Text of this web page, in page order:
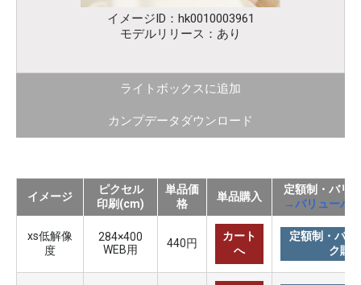
イメージID：hk0010003961
モデルリリース：あり
ライトボックスに追加
カンプデータダウンロード
イメージ
ピクセル
印刷(cm)
単品価
格
単品購入
定額制・バリ
→バリューパ
xs低解像
度
284×400
WEB用
440円
カート
へ
定額制・バリ
ク購